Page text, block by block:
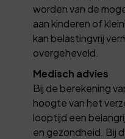
worden van de
aan kinderen of
kan belastingvrij
overgeheveld.
Medisch advies
Bij de berekening
hoogte van het
looptijd een
en gezondheid. Bij